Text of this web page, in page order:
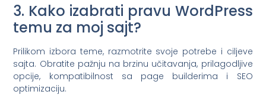
3. Kako izabrati pravu WordPress
temu za moj sajt?
Prilikom izbora teme, razmotrite svoje potrebe i ciljeve
sajta. Obratite pažnju na brzinu učitavanja, prilagodljive
opcije, kompatibilnost sa page builderima i SEO
optimizaciju.